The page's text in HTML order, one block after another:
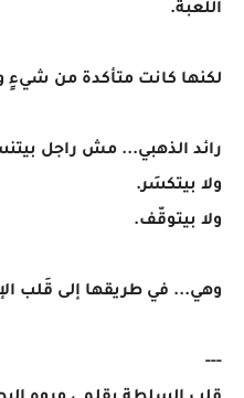
اللعبة.
لكنها كانت متأكدة من شيءٍ
رائد الذهبي... مش راجل
ولا بيتكسَر.
ولا بيتوقّف.
وهي... في طريقها إلى قَلب
---